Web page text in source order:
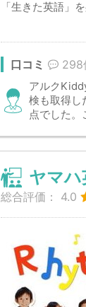
「生きた英語」
口コミ 298
アルク
検も取得し
点でした。
ヤマハ
総合評価： 4.0